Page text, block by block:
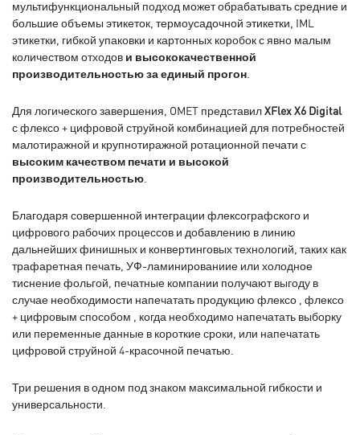
мультифункциональный подход может обрабатывать средние и
большие объемы этикеток, термоусадочной этикетки, IML
этикетки, гибкой упаковки и картонных коробок с явно малым
количеством отходов и высококачественной
производительностью за единый прогон
Для логического завершения, OMET представил XFlex X6 Digital
с флексо + цифровой струйной комбинацией для потребностей
малотиражной и крупнотиражной ротационной печати с
высоким качеством печати и высокой
производительностью
Благодаря совершенной интеграции флексографского и
цифрового рабочих процессов и добавлению в линию
дальнейших финишных и конвертинговых технологий, таких как
трафаретная печать, УФ-ламинированиие или холодное
тиснение фольгой, печатные компании получают выгоду в
случае необходимости напечатать продукцию флексо , флексо
+ цифровым способом , когда необходимо напечатать выборку
или переменные данные в короткие сроки, или напечатать
цифровой струйной 4-красочной печатью.
Три решения в одном под знаком максимальной гибкости и
универсальности.